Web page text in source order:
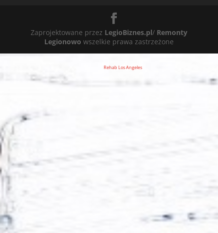
Zaprojektowane przez LegioBiznes.pl/ Remonty
Legionowo wszelkie prawa zastrzeżone
Rehab Los Angeles